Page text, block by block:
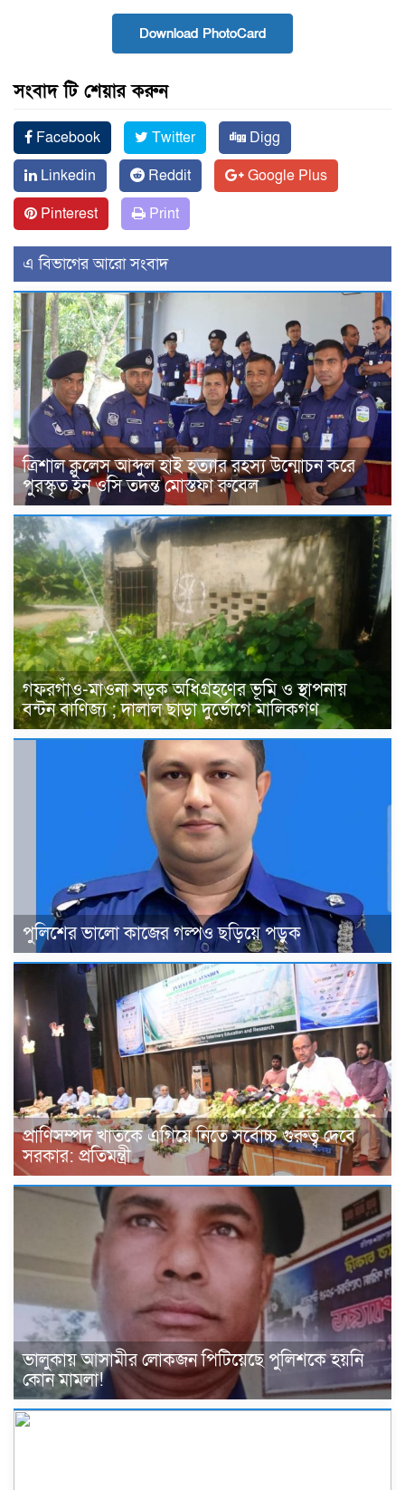
Download PhotoCard
সংবাদ টি শেয়ার করুন
Facebook Twitter
Digg
Linkedin
Reddit
Google Plus
Pinterest
Print
এ বিভাগের আরো সংবাদ
ত্রিশাল ক্লুলেস আব্দুল হাই হত্যার রহস্য উন্মোচন করে
পুরস্কৃত হন ওসি তদন্ত মোস্তফা রুবেল
গফরগাঁও-মাওনা সড়ক অধিগ্রহণের ভূমি ও স্থাপনায়
বন্টন বাণিজ্য ; দালাল ছাড়া দুর্ভোগে মালিকগণ
পুলিশের ভালো কাজের গল্পও ছড়িয়ে পড়ুক
প্রাণিসম্পদ খাতকে এগিয়ে নিতে সর্বোচ্চ গুরুত্ব দেবে
সরকার: প্রতিমন্ত্রী
ভালুকায় আসামীর লোকজন পিটিয়েছে পুলিশকে হয়নি
কোন মামলা!